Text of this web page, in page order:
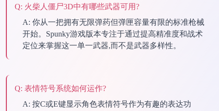
Q: 火柴人僵尸3D中有哪些武器可用?
A: 你从一把拥有无限弹药但弹匣容量有限的标准枪械
开始。Spunky游戏版本专注于通过提高精准度和战术
定位来掌握这一单一武器,而不是武器多样性。
Q: 表情符号系统如何运作?
A: 按C或E键显示角色表情符号作为有趣的表达功